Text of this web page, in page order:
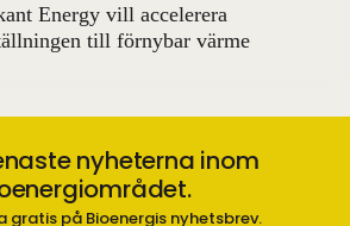
Energy vill accelerera
till förnybar värme
nyheterna inom
gratis på Bioenergis nyhetsbrev.